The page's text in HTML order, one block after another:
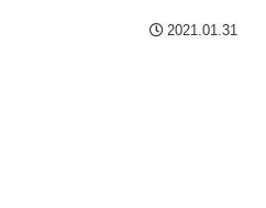
2021.01.31